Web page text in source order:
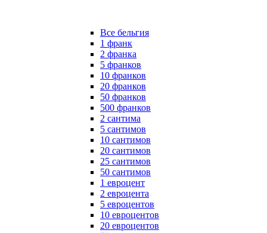
Все бельгия
1 франк
2 франка
5 франков
10 франков
20 франков
50 франков
500 франков
2 сантима
5 сантимов
10 сантимов
20 сантимов
25 сантимов
50 сантимов
1 евроцент
2 евроцента
5 евроцентов
10 евроцентов
20 евроцентов